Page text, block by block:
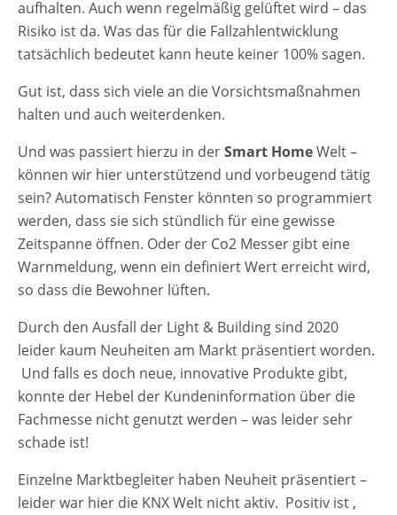
aufhalten. Auch wenn regelmäßig gelüftet wird – das
Risiko ist da. Was das für die Fallzahlentwicklung
tatsächlich bedeutet kann heute keiner 100% sagen.
Gut ist, dass sich viele an die Vorsichtsmaßnahmen
halten und auch weiterdenken.
Und was passiert hierzu in derSmart HomeWelt –
können wir hier unterstützend und vorbeugend tätig
sein? Automatisch Fenster könnten so programmiert
werden, dass sie sich stündlich für eine gewisse
Zeitspanne öffnen. Oder der Co2 Messer gibt eine
Warnmeldung, wenn ein definiert Wert erreicht wird,
so dass die Bewohner lüften.
Durch den Ausfall der Light & Building sind 2020
leider kaum Neuheiten am Markt präsentiert worden.
Und falls es doch neue, innovative Produkte gibt,
konnte der Hebel der Kundeninformation über die
Fachmesse nicht genutzt werden – was leider sehr
schade ist!
Einzelne Marktbegleiter haben Neuheit präsentiert –
leider war hier die KNX Welt nicht aktiv. Positiv ist ,